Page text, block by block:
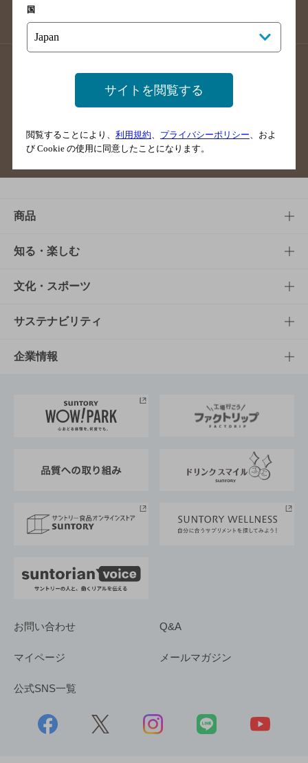
掲載店舗様ログイン
サイトマップ ご意見・ご感想
商品
商品TOP
商品一覧
商品発売情報
栄養成分一覧
知る・楽しむ
知る・楽しむTOP
キャンペーン
工場見学
地域情報
文化・スポーツ
文化・スポーツTOP
サントリーホール
サントリーサンバーズ大阪
サステナビリティ
サステナビリティTOP
サントリーが考えるサステナビリティ経営
企業情報
企業概要
採用情報
お問い合わせ Q&A
マイページ メールマガジン
公式SNS一覧
国
サイトを閲覧する
閲覧することにより、 利用規約、 プライバシーポリシー、およ
び Cookie の使用に同意したことになります。